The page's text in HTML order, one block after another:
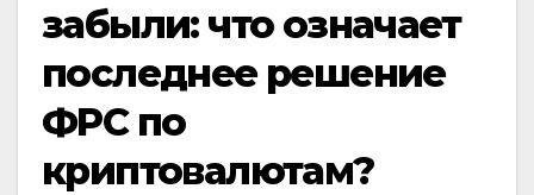
забыли: что означает
последнее решение
ФРС по
криптовалютам?